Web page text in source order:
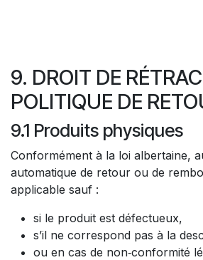
9. DROIT DE
POLITIQUE DE
9.1 Produits physiques
Conformément à la loi albertaine,
automatique de retour ou de
applicable sauf :
si le produit est défectueux,
s’il ne correspond pas à la
ou en cas de non‑conformité